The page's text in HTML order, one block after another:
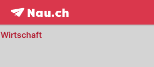
frontpage.NAU.ch
Wirtschaft